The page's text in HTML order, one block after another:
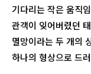
기다리는 작은 움직
관객이 잊어버렸던
멸망이라는 두 개의
하나의 형상으로 드